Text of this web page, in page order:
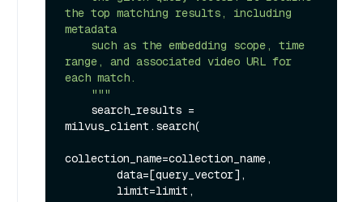
the top matching results, including
metadata
range, and associated video URL for
each match.
    """
milvus_client.search(
collection_name=collection_name,